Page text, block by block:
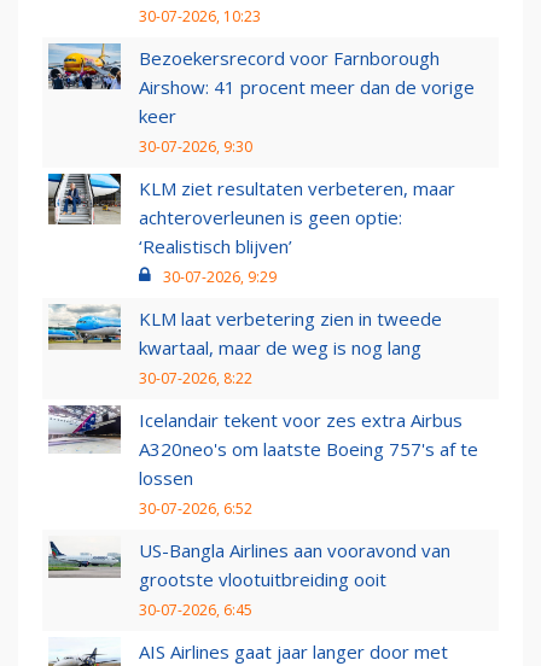
30-07-2026, 10:23
Bezoekersrecord voor Farnborough
Airshow: 41 procent meer dan de vorige
keer
30-07-2026, 9:30
KLM ziet resultaten verbeteren, maar
achteroverleunen is geen optie:
‘Realistisch blijven’
30-07-2026, 9:29
KLM laat verbetering zien in tweede
kwartaal, maar de weg is nog lang
30-07-2026, 8:22
Icelandair tekent voor zes extra Airbus
A320neo's om laatste Boeing 757's af te
lossen
30-07-2026, 6:52
US-Bangla Airlines aan vooravond van
grootste vlootuitbreiding ooit
30-07-2026, 6:45
AIS Airlines gaat jaar langer door met